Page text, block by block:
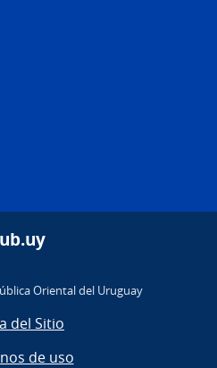
Oriental del Uruguay
del Sitio
de uso